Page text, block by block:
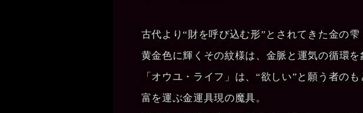
古代より“財を呼び込む形”とされてきた金の雫
黄金色に輝くその紋様は、金脈と運気の循環を
「オウユ・ライフ」は、“欲しい”と願う者の
富を運ぶ金運具現の魔具。